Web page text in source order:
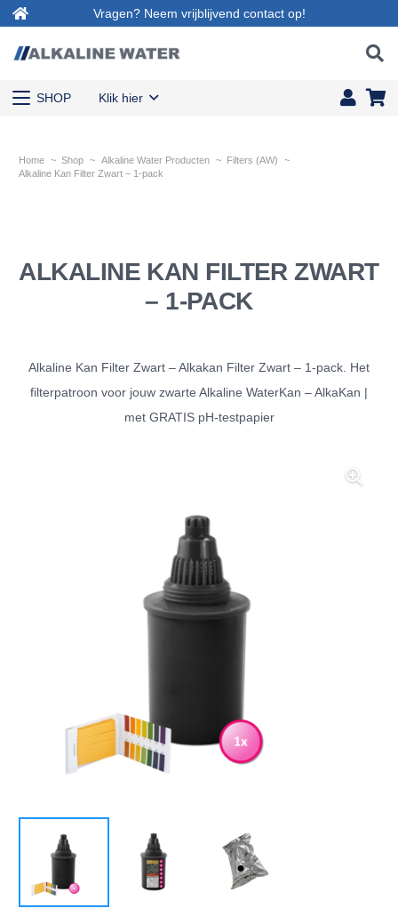
Vragen? Neem vrijblijvend contact op!
SHOP Klik hier
Home ~ Shop ~ Alkaline Water Producten ~ Filters (AW)
~
Alkaline Kan Filter Zwart – 1-pack
ALKALINE KAN FILTER ZWART
– 1-PACK
Alkaline Kan Filter Zwart – Alkakan Filter Zwart – 1-pack. Het
filterpatroon voor jouw zwarte Alkaline WaterKan – AlkaKan |
met GRATIS pH-testpapier